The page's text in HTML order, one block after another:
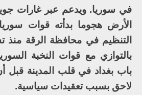
في سوريا. ويدعم عبر غارات
الأرض هجوما بدأته قوات
التنظيم في محافظة الرقة منذ
بالتوازي مع قوات النخبة
باب بغداد في قلب المدينة
لاحق بسبب تعقيدات سياسية.